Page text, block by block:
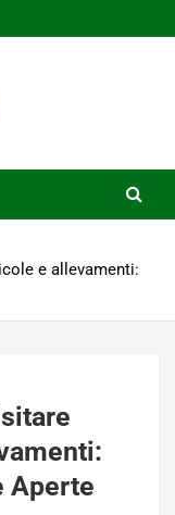
e allevamenti:
Aperte